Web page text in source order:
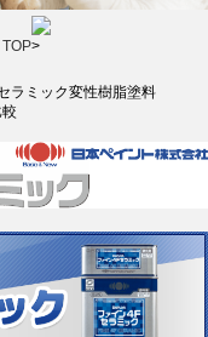
>
ラミック変性樹脂塗料